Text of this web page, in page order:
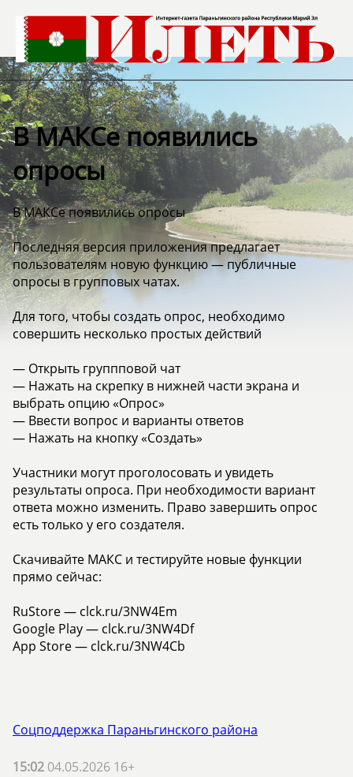
В МАКСе появились
опросы
В МАКСе появились опросы
Последняя версия приложения предлагает
пользователям новую функцию — публичные
опросы в групповых чатах.
Для того, чтобы создать опрос, необходимо
совершить несколько простых действий
— Открыть группповой чат
— Нажать на скрепку в нижней части экрана и
выбрать опцию «Опрос»
— Ввести вопрос и варианты ответов
— Нажать на кнопку «Создать»
Участники могут проголосовать и увидеть
результаты опроса. При необходимости вариант
ответа можно изменить. Право завершить опрос
есть только у его создателя.
Скачивайте МАКС и тестируйте новые функции
прямо сейчас:
RuStore — clck.ru/3NW4Em
Google Play — clck.ru/3NW4Df
App Store — clck.ru/3NW4Cb
Соцподдержка Параньгинского района
15:02 04.05.2026 16+